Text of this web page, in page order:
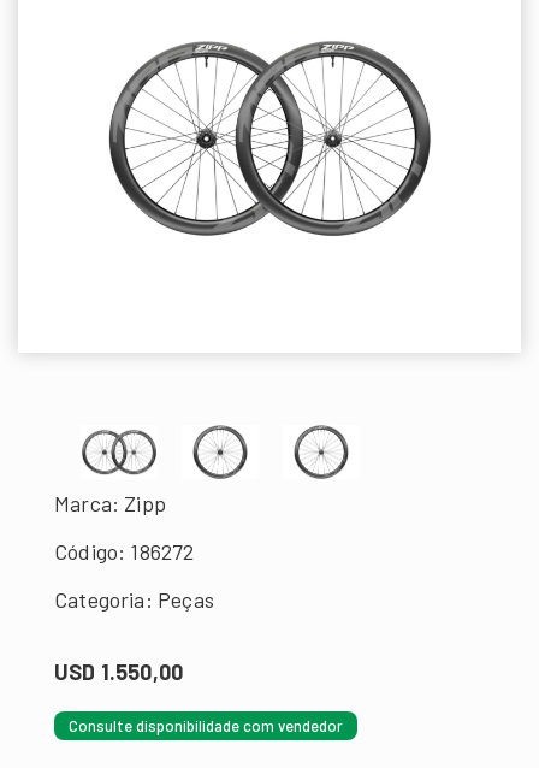
Marca: Zipp
Código: 186272
Categoria: Peças
USD 1.550,00
Consulte disponibilidade com vendedor